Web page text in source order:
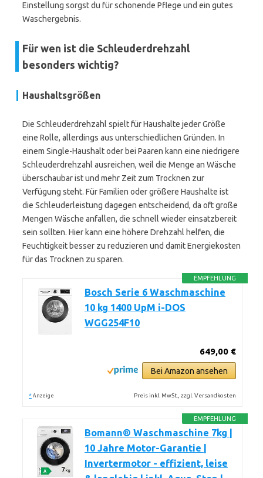
Einstellung sorgst du für schonende Pflege und ein gutes
Waschergebnis.
Für wen ist die Schleuderdrehzahl
besonders wichtig?
Haushaltsgrößen
Die Schleuderdrehzahl spielt für Haushalte jeder Größe
eine Rolle, allerdings aus unterschiedlichen Gründen. In
einem Single-Haushalt oder bei Paaren kann eine niedrigere
Schleuderdrehzahl ausreichen, weil die Menge an Wäsche
überschaubar ist und mehr Zeit zum Trocknen zur
Verfügung steht. Für Familien oder größere Haushalte ist
die Schleuderleistung dagegen entscheidend, da oft große
Mengen Wäsche anfallen, die schnell wieder einsatzbereit
sein sollten. Hier kann eine höhere Drehzahl helfen, die
Feuchtigkeit besser zu reduzieren und damit Energiekosten
für das Trocknen zu sparen.
EMPFEHLUNG
Bosch Serie 6 Waschmaschine
10 kg 1400 UpM i-DOS
WGG254F10
649,00 €
Bei Amazon ansehen
* Anzeige Preis inkl. MwSt., zzgl. Versandkosten
EMPFEHLUNG
Bomann® Waschmaschine 7kg |
10 Jahre Motor-Garantie |
Invertermotor - effizient, leise